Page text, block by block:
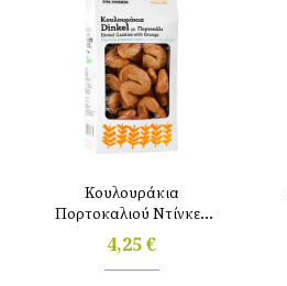
Κουλουράκια
Πορτοκαλιού Ντίνκελ
200g Ντουρουντούς
4,25€